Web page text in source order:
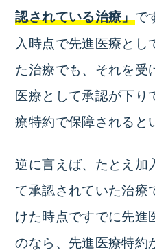
認されている治療」で
入時点で先進医療と
た治療でも、それを受
医療として承認が下り
療特約で保障されると
逆に言えば、たとえ加
て承認されていた治療
けた時点ですでに先進
のなら、先進医療特約